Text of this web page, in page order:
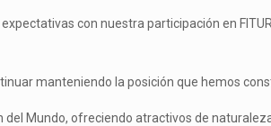
con nuestra participación en
manteniendo la posición que hemos
del Mundo, ofreciendo atractivos de